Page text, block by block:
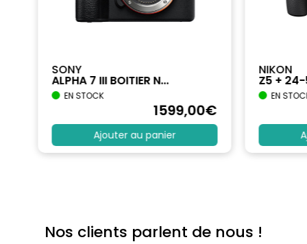
SONY
ALPHA 7 III BOITIER N...
EN STOCK
1599,00€
Ajouter au panier
NIKON
Z5 +
EN
Nos clients parlent de nous !